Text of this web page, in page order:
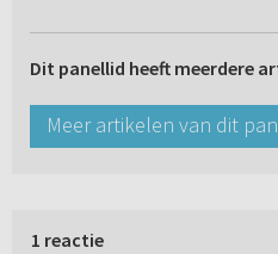
Dit panellid heeft meerdere
Meer artikelen van dit
1 reactie